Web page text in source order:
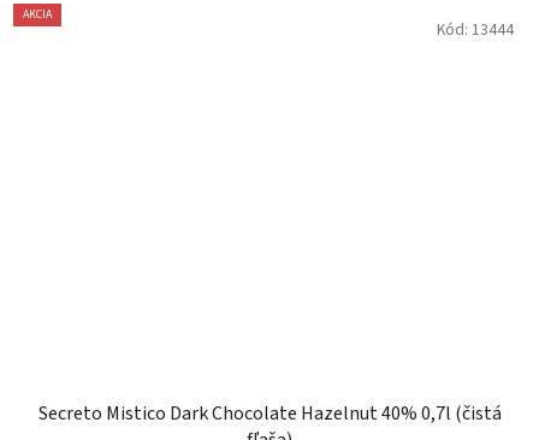
AKCIA
Secreto Mistico Dark Chocolate Hazelnut 40% 0,7l (čistá
Kód: 13444